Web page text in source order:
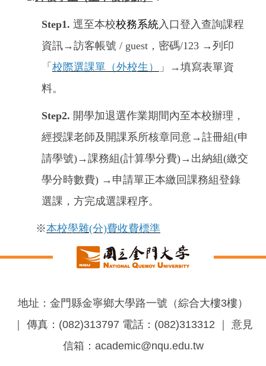
Step1. 逕至本校校務系統入口登入查詢課程
資訊→訪客帳號 / guest，密碼/123 →列印
「 校際選課單（外校生） 」
→填寫表單資
料。
Step2. 開學加退選作業期間內至本校辦理，
經授課老師及開課系所核章同意→註冊組(申
請學號)→課務組(計算學分費)→出納組(繳交
學分時數費) →申請單正本繳回課務組登錄
選課，方完成選課程序。
※本校學雜(分)費收費標準
地址：金門縣金寧鄉大學路一號（綜合大樓3樓）
｜ 傳真：(082)313797 電話：(082)313312 ｜ 意見
信箱：academic@nqu.edu.tw